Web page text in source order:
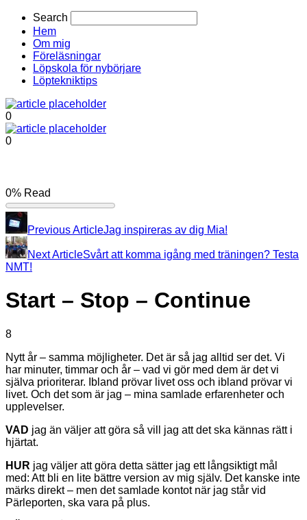
Search
Hem
Om mig
Föreläsningar
Löpskola för nybörjare
Löptekniktips
0
0
0% Read
Previous ArticleJag inspireras av dig Mia!
Next ArticleSvårt att komma igång med träningen? Testa
NMT!
Start – Stop – Continue
8
Nytt år – samma möjligheter. Det är så jag alltid ser det. Vi
har minuter, timmar och år – vad vi gör med dem är det vi
själva prioriterar. Ibland prövar livet oss och ibland prövar vi
livet. Och det som är jag – mina samlade erfarenheter och
upplevelser.
VAD jag än väljer att göra så vill jag att det ska kännas rätt i
hjärtat.
HUR jag väljer att göra detta sätter jag ett långsiktigt mål
med: Att bli en lite bättre version av mig själv. Det kanske inte
märks direkt – men det samlade kontot när jag står vid
Pärleporten, ska vara på plus.